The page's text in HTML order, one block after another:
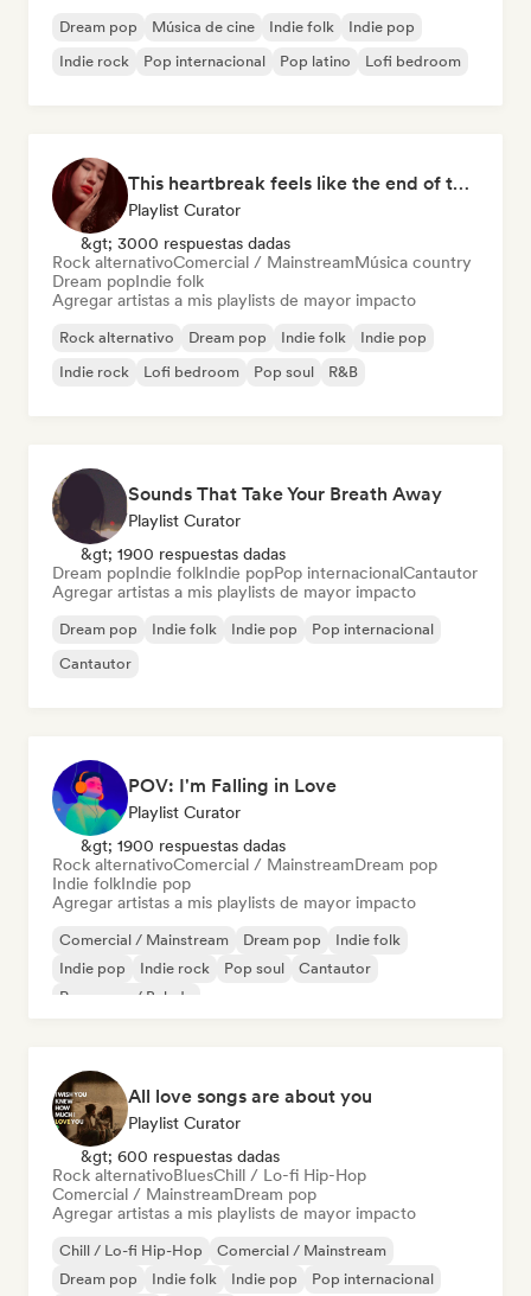
Dream pop Música de cine Indie folk
Indie pop
Indie rock
Pop internacional Pop latino Lofi bedroom
This heartbreak feels like the end of the world
Playlist Curator
&gt; 3000 respuestas dadas
Rock alternativoComercial / MainstreamMúsica country
Dream popIndie folk
Agregar artistas a mis playlists de mayor impacto
Rock alternativo Dream pop Indie folk
Indie pop
Indie rock
Lofi bedroom Pop soul R&B
Sounds That Take Your Breath Away
Playlist Curator
&gt; 1900 respuestas dadas
Dream popIndie folkIndie popPop internacionalCantautor
Agregar artistas a mis playlists de mayor impacto
Dream pop Indie folk Indie pop
Pop internacional
Cantautor
POV: I'm Falling in Love
Playlist Curator
&gt; 1900 respuestas dadas
Rock alternativoComercial / MainstreamDream pop
Indie folkIndie pop
Agregar artistas a mis playlists de mayor impacto
Comercial / Mainstream Dream pop
Indie folk
Indie pop
Indie rock Pop soul
Cantautor
Pop suave / Balada
All love songs are about you
Playlist Curator
&gt; 600 respuestas dadas
Rock alternativoBluesChill / Lo-fi Hip-Hop
Comercial / MainstreamDream pop
Agregar artistas a mis playlists de mayor impacto
Chill / Lo-fi Hip-Hop
Comercial / Mainstream
Dream pop
Indie folk Indie pop Pop internacional